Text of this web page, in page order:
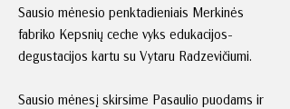
Sausio mėnesio penktadieniais Merkinės
fabriko Kepsnių ceche vyks edukacijos-
degustacijos kartu su Vytaru Radzevičiumi.
Sausio mėnesį skirsime Pasaulio puodams ir